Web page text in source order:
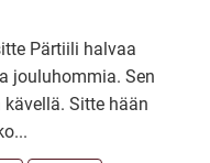
Pärtiili halvaa
jouluhommia. Sen
Sitte hään